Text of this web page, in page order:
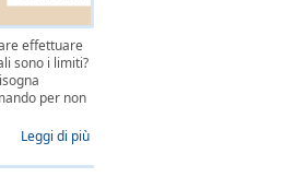
effettuare
sono i limiti?
per non
Leggi di più